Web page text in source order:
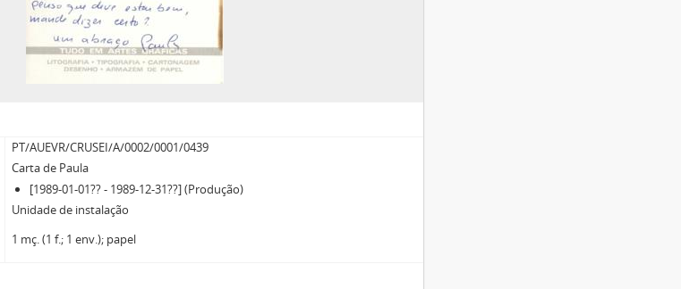
PT/AUEVR/CRUSEI/A/0002/0001/0439
Carta de Paula
[1989-01-01?? - 1989-12-31??] (Produção)
Unidade de instalação
1 mç. (1 f.; 1 env.); papel